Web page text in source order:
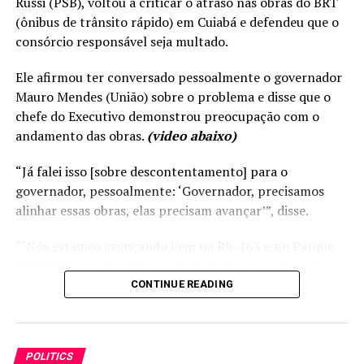
Governador diz que prisão de Jair Bolsonaro é ‘injusta e
desnecessária’ I MT
(ônibus de trânsito rápido) em Cuiabá e defendeu que o
consórcio responsável seja multado.
Ele afirmou ter conversado pessoalmente o governador
Mauro Mendes (União) sobre o problema e disse que o
chefe do Executivo demonstrou preocupação com o
andamento das obras. (video abaixo)
“Já falei isso [sobre descontentamento] para o
governador, pessoalmente: ‘Governador, precisamos
alinhar essas obras, elas precisam avançar’”, disse.
concluir o BRT e o Portão do Inferno em Chapada dos
precisa avançar’”, acrescentou Max detalhando a
conversa com o governador.
CONTINUE READING
POLITICS